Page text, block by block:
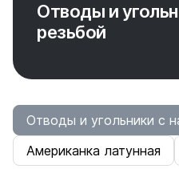
Отводы и
резьбой
Отводы и угольники с
Американка латунная